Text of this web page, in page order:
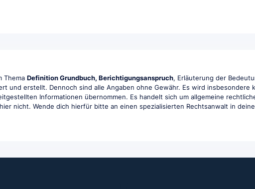
ThemaDefinition Grundbuch, Berichtigungsanspruch, Erläuterung der
und erstellt. Dennoch sind alle Angaben ohne Gewähr. Es wird insbesondere
Informationen übernommen. Es handelt sich um allgemeine
nicht. Wende dich hierfür bitte an einen spezialisierten Rechtsanwalt in